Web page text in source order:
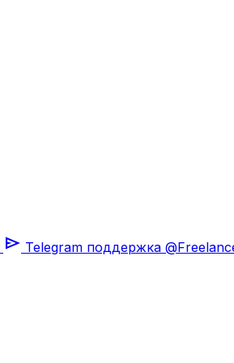
send Telegram поддержка